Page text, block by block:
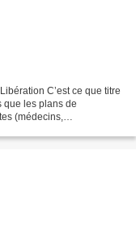
C’est ce que titre
que les plans de
(médecins,